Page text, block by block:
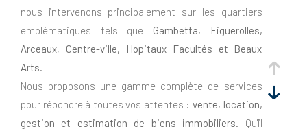
nous intervenons principalement sur les quartiers
emblématiques tels que Gambetta, Figuerolles,
Arceaux, Centre-ville, Hopitaux Facultés et Beaux
Arts.
Nous proposons une gamme complète de services
pour répondre à toutes vos attentes : vente, location,
gestion et estimation de biens immobiliers. Qu'il